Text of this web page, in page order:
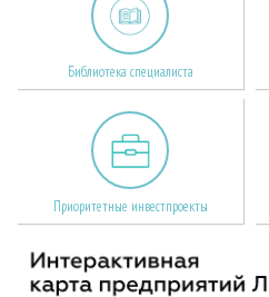
Библиотека специалиста
Приоритетные инвестпроекты